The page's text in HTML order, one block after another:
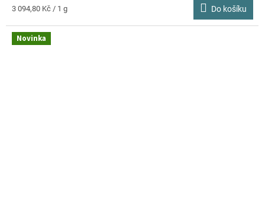
Měrná
3 094,80 Kč / 1 g Do košíku
Novinka